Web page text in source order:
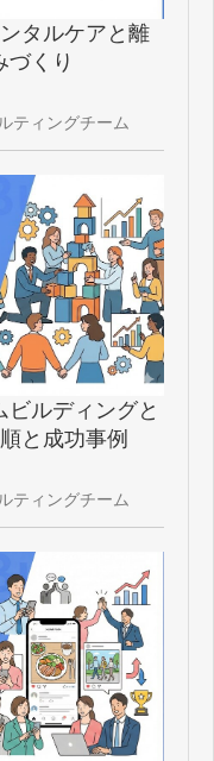
タルケアと離
づくり
ティングチーム
ルディングと
と成功事例
ティングチーム